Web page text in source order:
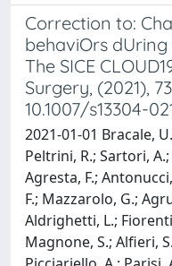
Correction to:
behaviOrs dUring
The SICE
Surgery, (2021),
10.1007/s13304-
2021-01-01 Bracale,
Peltrini, R.; Sartori,
Agresta, F.;
F.; Mazzarolo, G.;
Aldrighetti, L.;
Magnone, S.; Alfieri,